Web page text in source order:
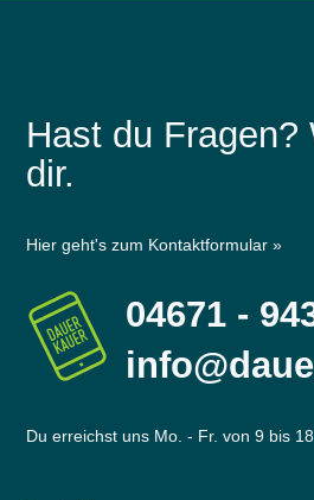
Hast du Fragen?
dir.
Hier geht's zum Kontaktformular »
04671 -
Du erreichst uns Mo. - Fr. von 9 bis